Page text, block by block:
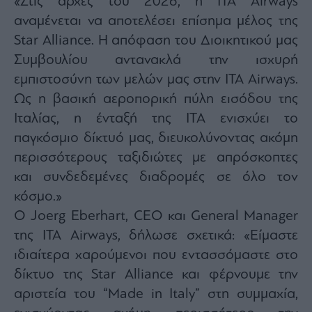
Monocle
Media
Lab
Mononews100
Εγγραφείτε
στο
Newsletter
του
mononews.gr
By
your
email,
αναμένεται να αποτελέσει επίσημα μέλος της
Star Alliance. Η απόφαση του Διοικητικού μας
Συμβουλίου αντανακλά την ισχυρή
εμπιστοσύνη των μελών μας στην ITA Airways.
Ως η βασική αεροπορική πύλη εισόδου της
Ιταλίας, η ένταξή της ΙΤΑ ενισχύει το
παγκόσμιο δίκτυό μας, διευκολύνοντας ακόμη
περισσότερους ταξιδιώτες με απρόσκοπτες
και συνδεδεμένες διαδρομές σε όλο τον
κόσμο.»
Ο Joerg Eberhart, CEO και General Manager
της ITA Airways, δήλωσε σχετικά: «Είμαστε
ιδιαίτερα χαρούμενοι που εντασσόμαστε στο
δίκτυο της Star Alliance και φέρνουμε την
αριστεία του “Made in Italy” στη συμμαχία,